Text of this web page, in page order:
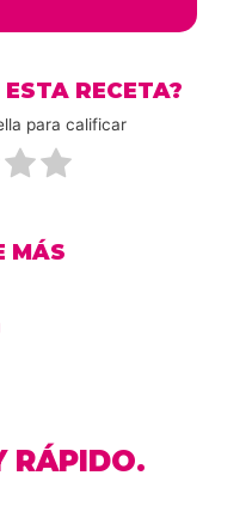
RECETA?
para calificar
MÁS
RÁPIDO.